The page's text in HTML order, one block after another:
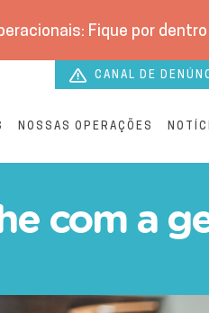
Fique por
CANAL DE
NOSSAS OPERAÇÕES
na
com a